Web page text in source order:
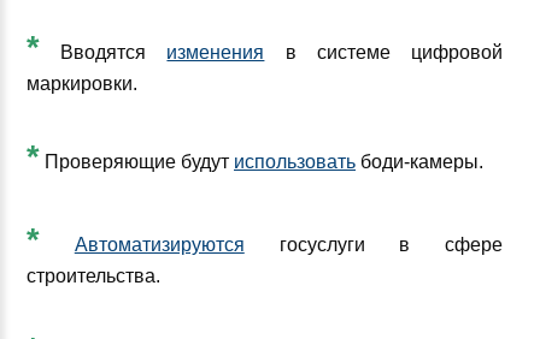
* Вводятся изменения в системе цифровой
маркировки.
* Проверяющие будут использовать боди-камеры.
* Автоматизируются госуслуги в сфере
строительства.